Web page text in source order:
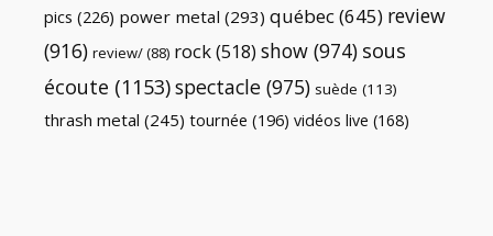
pics (226) power metal (293) québec(645) review
(916) review/(88) rock(518) show (974) sous
écoute (1153)spectacle (975) suède (113)
thrash metal (245) tournée (196) vidéos live (168)